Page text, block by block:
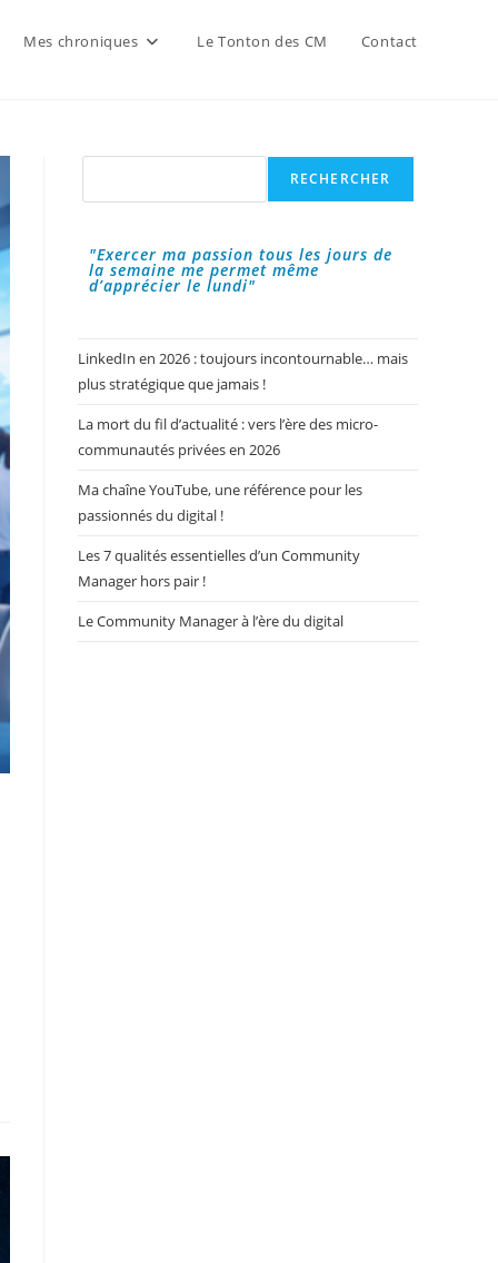
Mes chroniques Le Tonton des CM Contact
Rechercher
RECHERCHER
"Exercer ma passion tous les jours de
la semaine me permet même
d’apprécier le lundi"
LinkedIn en 2026 : toujours incontournable… mais
plus stratégique que jamais !
La mort du fil d’actualité : vers l’ère des micro-
communautés privées en 2026
Ma chaîne YouTube, une référence pour les
passionnés du digital !
Les 7 qualités essentielles d’un Community
Manager hors pair !
Le Community Manager à l’ère du digital